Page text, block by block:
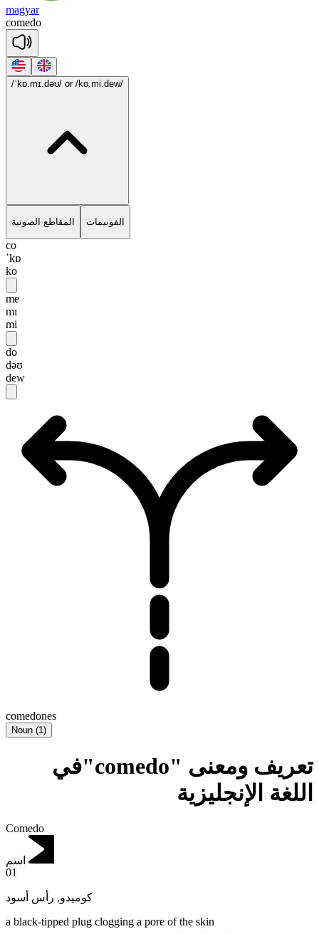
magyar
comedo
/ˈkɒ.mɪ.dəʊ/ or /ko.mi.dew/
المقاطع الصوتية الفونيمات
co
ˈkɒ
ko
me
mɪ
mi
do
dəʊ
dew
comedones
Noun (1)
تعريف ومعنى "comedo"في
اللغة الإنجليزية
Comedo
اسم
01
كوميدو, رأس أسود
a black-tipped plug clogging a pore of the skin